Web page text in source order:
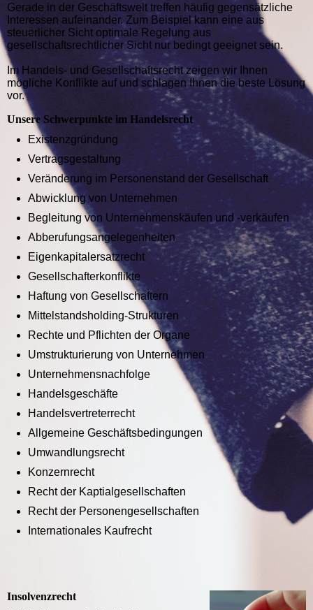
Gerade in der Geschäftswelt treffen häufig gegensätzliche
Interessen aufeinander. Zum Beispiel kann eine aus
steuerlicher Sicht optimale Regelung aus
gesellschaftsrechtlicher Sicht nur bedingt geeignet sein.
Im Handels- und Gesellschaftsrecht zeigen wir Ihnen
mögliche Konflikte auf und schlagen Ihnen die beste Lösung
vor.
Unsere Schwerpunkte im Handelsrecht
Existenzgründung
Vertragsgestaltung
Veränderung im Personenstand der Gesellschaft
Abwicklung von Unternehmen
Begleitung von Unternehmenskäufen und -verkäufen
Abberufungsangelegenheiten
Eigenkapitalersatzrecht
Gesellschafterkonflikte
Haftung von Gesellschaftern
Mittelstandsholding-Strukturen
Rechte und Pflichten der Organe
Umstrukturierung von Unternehmen
Unternehmensnachfolge
Handelsgeschäfte
Handelsvertreterrecht
Allgemeine Geschäftsbedingungen
Umwandlungsrecht
Konzernrecht
Recht der Kaptialgesellschaften
Recht der Personengesellschaften
Internationales Kaufrecht
Insolvenzrecht